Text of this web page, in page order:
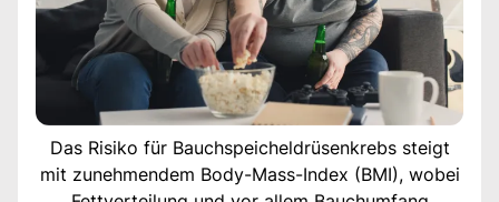
Das Risiko für Bauchspeicheldrüsenkrebs steigt
mit zunehmendem Body-Mass-Index (BMI), wobei